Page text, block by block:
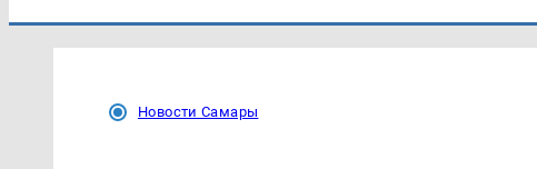
Новости Самары